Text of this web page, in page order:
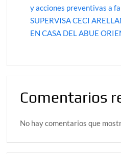
y acciones preventivas a
SUPERVISA CECI
EN CASA DEL ABUE
Comentarios
No hay comentarios que